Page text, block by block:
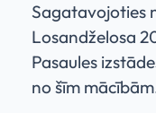
Sagatavojoties
Losandželosa
Pasaules
no šīm